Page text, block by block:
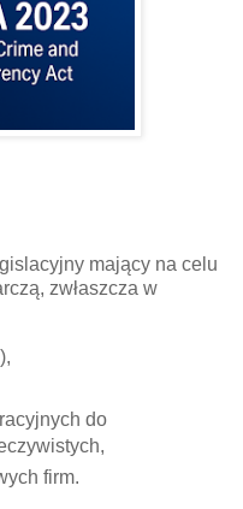
mający na celu
zwłaszcza w
do
firm.